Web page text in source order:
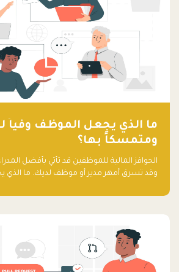
ما الذي يجعل الموظف وفياً
ومتمسكاً بها؟
الحوافز المالية للموظفين قد تأتي بأفضل
وقد تسرق أمهر مدير أو موظف لديك. ما الذي